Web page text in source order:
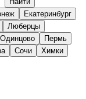
Екатеринбург
Люберцы
Одинцово
Пермь
Сочи
Химки